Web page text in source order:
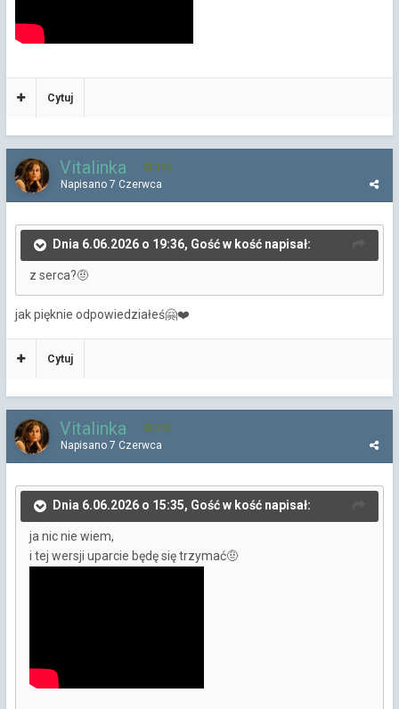
Cytuj
Vitalinka 392
Napisano 7 Czerwca
Dnia 6.06.2026 o 19:36, Gość w kość napisał:
z serca?🤨
jak pięknie odpowiedziałeś🤗❤️
Cytuj
Vitalinka 392
Napisano 7 Czerwca
Dnia 6.06.2026 o 15:35, Gość w kość napisał:
ja nic nie wiem,
i tej wersji uparcie będę się trzymać🤨